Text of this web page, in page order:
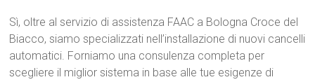
Sì, oltre al servizio di assistenza FAAC a Bologna Croce del
Biacco, siamo specializzati nell’installazione di nuovi cancelli
automatici. Forniamo una consulenza completa per
scegliere il miglior sistema in base alle tue esigenze di